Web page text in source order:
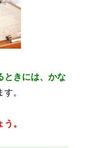
ときには、かな
。
。